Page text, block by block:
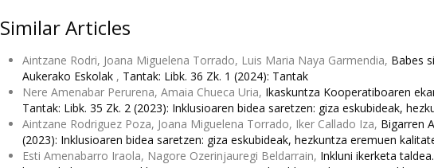
Similar Articles
Aintzane Rodri, Joana Miguelena Torrado, Luis Maria Naya Garmendia, Babes
Aukerako Eskolak , Tantak: Libk. 36 Zk. 1 (2024): Tantak
Nere Amenabar Perurena, Amaia Chueca Uria, Ikaskuntza Kooperatiboaren
Tantak: Libk. 35 Zk. 2 (2023): Inklusioaren bidea saretzen: giza eskubideak,
Aintzane Rodriguez Poza, Joana Miguelena Torrado, Iker Callado Iza, Bigarren
(2023): Inklusioaren bidea saretzen: giza eskubideak, hezkuntza eremuen
Esti Amenabarro Iraola, Nagore Ozerinjauregi Beldarrain, Inkluni ikerketa